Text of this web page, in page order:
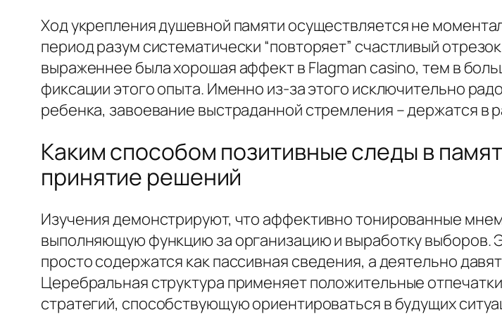
Ход укрепления душевной памяти осуществляется не
период разум систематически “повторяет” счастливый
выраженнее была хорошая аффект в Flagman casino, тем в
фиксации этого опыта. Именно из-за этого исключительно
ребенка, завоевание выстраданной стремления – держатся в
Каким способом позитивные следы в
принятие решений
Изучения демонстрируют, что аффективно тонированные
выполняющую функцию за организацию и выработку выборов.
просто содержатся как пассивная сведения, а деятельно
Церебральная структура применяет положительные
стратегий, способствующую ориентироваться в будущих